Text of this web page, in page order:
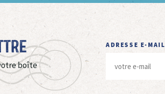
boîte
ADRESSE E-MAIL